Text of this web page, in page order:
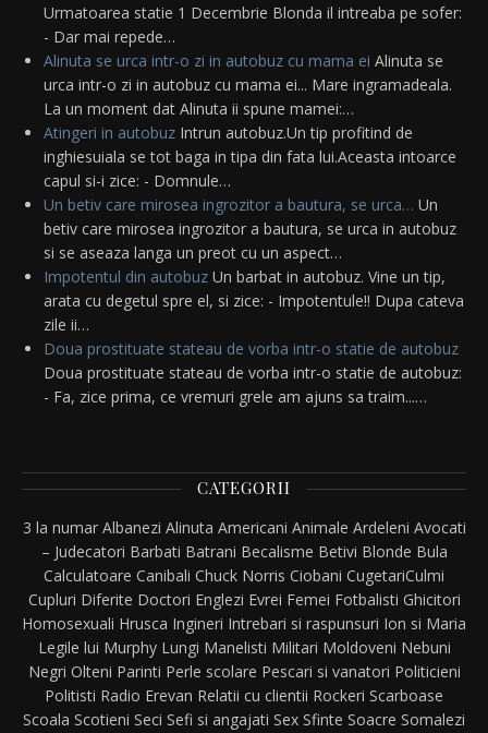
Urmatoarea statie 1 Decembrie Blonda il intreaba pe sofer:
- Dar mai repede…
Alinuta se urca intr-o zi in autobuz cu mama ei Alinuta se
urca intr-o zi in autobuz cu mama ei... Mare ingramadeala.
La un moment dat Alinuta ii spune mamei:…
Atingeri in autobuz Intrun autobuz.Un tip profitind de
inghiesuiala se tot baga in tipa din fata lui.Aceasta intoarce
capul si-i zice: - Domnule…
Un betiv care mirosea ingrozitor a bautura, se urca… Un
betiv care mirosea ingrozitor a bautura, se urca in autobuz
si se aseaza langa un preot cu un aspect…
Impotentul din autobuz Un barbat in autobuz. Vine un tip,
arata cu degetul spre el, si zice: - Impotentule!! Dupa cateva
zile ii…
Doua prostituate stateau de vorba intr-o statie de autobuz
Doua prostituate stateau de vorba intr-o statie de autobuz:
- Fa, zice prima, ce vremuri grele am ajuns sa traim...…
CATEGORII
3 la numar Albanezi Alinuta Americani Animale Ardeleni Avocati
– Judecatori Barbati Batrani Becalisme Betivi Blonde Bula
Calculatoare Canibali Chuck Norris Ciobani CugetariCulmi
Cupluri Diferite Doctori Englezi Evrei Femei Fotbalisti Ghicitori
Homosexuali Hrusca Ingineri Intrebari si raspunsuri Ion si Maria
Legile lui Murphy Lungi Manelisti Militari Moldoveni Nebuni
Negri Olteni Parinti Perle scolare Pescari si vanatori Politicieni
Politisti Radio Erevan Relatii cu clientii Rockeri Scarboase
Scoala Scotieni Seci Sefi si angajati Sex Sfinte Soacre Somalezi